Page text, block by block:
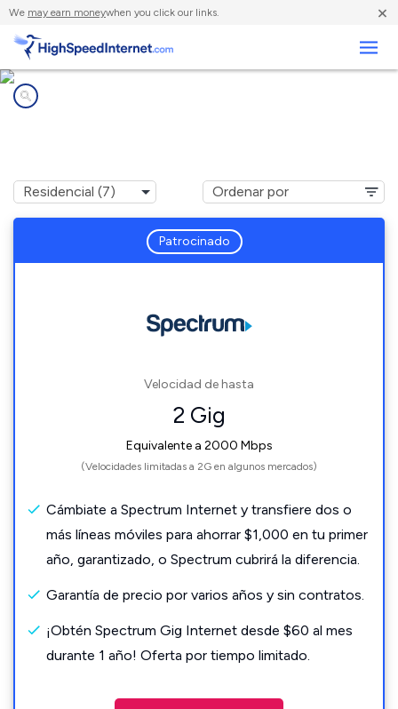
We may earn moneywhen you click our links. ×
Patrocinado
Velocidad de hasta
2 Gig
Equivalente a 2000 Mbps
(Velocidades limitadas a 2G en algunos mercados)
Cámbiate a Spectrum Internet y transfiere dos o
más líneas móviles para ahorrar $1,000 en tu primer
año, garantizado, o Spectrum cubrirá la diferencia.
Garantía de precio por varios años y sin contratos.
¡Obtén Spectrum Gig Internet desde $60 al mes
durante 1 año! Oferta por tiempo limitado.